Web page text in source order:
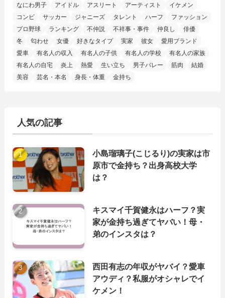
なにわ男子
アイドル アスリート アーティスト
イケメン
コンビ
サッカー ジャニーズ タレント ハーフ
ファッション
プロ野球
ランキング 不仲説 不祥事・事件 仲良し
俳優
冬
匂わせ 女優 好きなタイプ 実家 彼女
愛用ブランド
愛車
有名人の収入 有名人の子供 有名人の学校
有名人の家族
有名人の自宅
炎上 熱愛 生い立ち 男子バレー 筋肉
結婚
美容
芸名・本名 身長・体重 金持ち
人気の記事
小島瑠璃子(こじるり)の実家は市
原市で金持ち？出身高校大学
は？
キスマイ千賀健永はハーフ？実
家が金持ち過ぎてヤバい！母・
弟のインスタは？
西田有志の年収がヤバイ？愛車
アウディ？私服がオシャレでイ
ケメン！